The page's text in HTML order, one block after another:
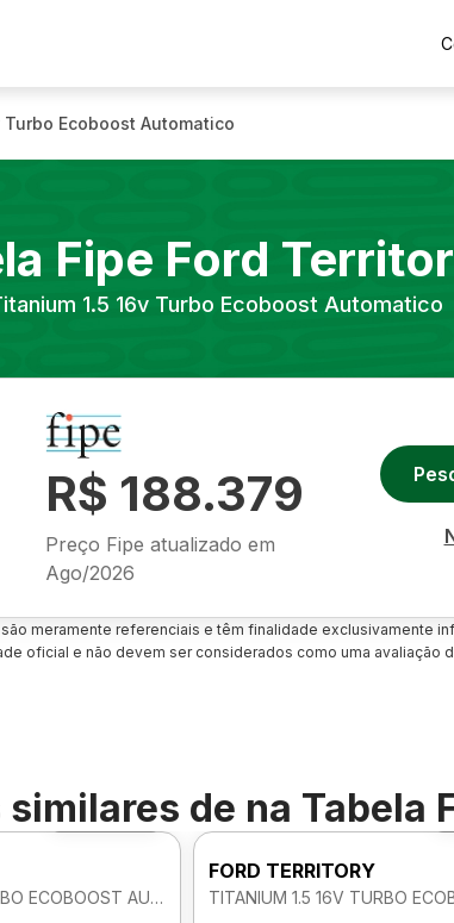
Turbo Ecoboost Automatico
Fipe Ford
1.5 16v Turbo Ecoboost Automatico
R$ 188.379
Preço Fipe atualizado em
Ago/2026
meramente referenciais e têm finalidade exclusivamente
oficial e não devem ser considerados como uma avaliação
de na Tabela
Foto 360º
TITANIUM 1.5 16V TURBO ECOBOOST AUTOMATICO
FORD TERRITORY